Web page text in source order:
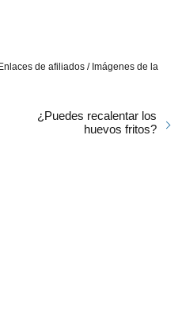
de afiliados / Imágenes de la
¿Puedes recalentar los
huevos fritos?